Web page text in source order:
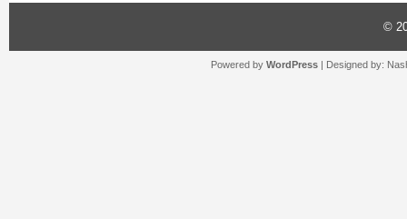
©
Powered by WordPress | Designed by: